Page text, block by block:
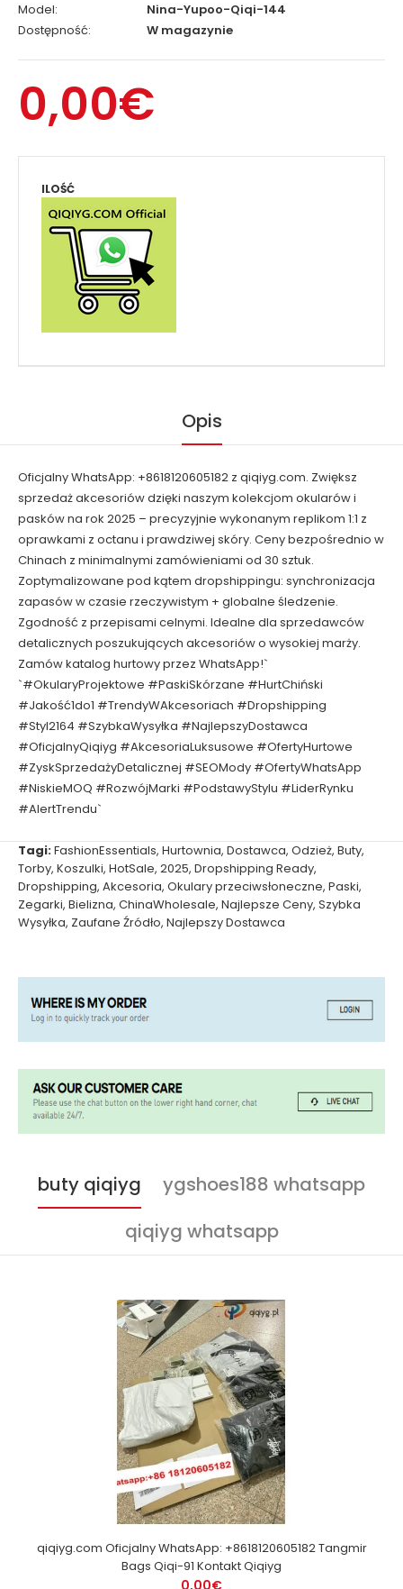
Model:
Nina-Yupoo-Qiqi-144
Dostępność:
W magazynie
0,00€
ILOŚĆ
Opis
Oficjalny WhatsApp: +8618120605182 z qiqiyg.com. Zwiększ
sprzedaż akcesoriów dzięki naszym kolekcjom okularów i
pasków na rok 2025 – precyzyjnie wykonanym replikom 1:1 z
oprawkami z octanu i prawdziwej skóry. Ceny bezpośrednio w
Chinach z minimalnymi zamówieniami od 30 sztuk.
Zoptymalizowane pod kątem dropshippingu: synchronizacja
zapasów w czasie rzeczywistym + globalne śledzenie.
Zgodność z przepisami celnymi. Idealne dla sprzedawców
detalicznych poszukujących akcesoriów o wysokiej marży.
Zamów katalog hurtowy przez WhatsApp!`
`#OkularyProjektowe #PaskiSkórzane #HurtChiński
#Jakość1do1 #TrendyWAkcesoriach #Dropshipping
#Styl2164 #SzybkaWysyłka #NajlepszyDostawca
#OficjalnyQiqiyg #AkcesoriaLuksusowe #OfertyHurtowe
#ZyskSprzedażyDetalicznej #SEOMody #OfertyWhatsApp
#NiskieMOQ #RozwójMarki #PodstawyStylu #LiderRynku
#AlertTrendu`
Tagi:FashionEssentials, Hurtownia, Dostawca, Odzież, Buty,
Torby, Koszulki, HotSale, 2025, Dropshipping Ready,
Dropshipping, Akcesoria, Okulary przeciwsłoneczne, Paski,
Zegarki, Bielizna, ChinaWholesale, Najlepsze Ceny, Szybka
Wysyłka, Zaufane Źródło, Najlepszy Dostawca
buty qiqiyg
ygshoes188 whatsapp
qiqiyg whatsapp
qiqiyg.com Oficjalny WhatsApp: +8618120605182 Tangmir
Bags Qiqi-91 Kontakt Qiqiyg